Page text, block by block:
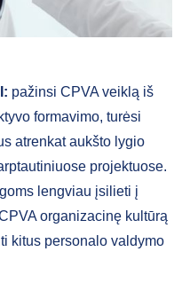
pažinsi CPVA veiklą iš
formavimo, turėsi
atrenkat aukšto lygio
projektuose.
lengviau įsilieti į
organizacinę kultūrą
kitus personalo valdymo